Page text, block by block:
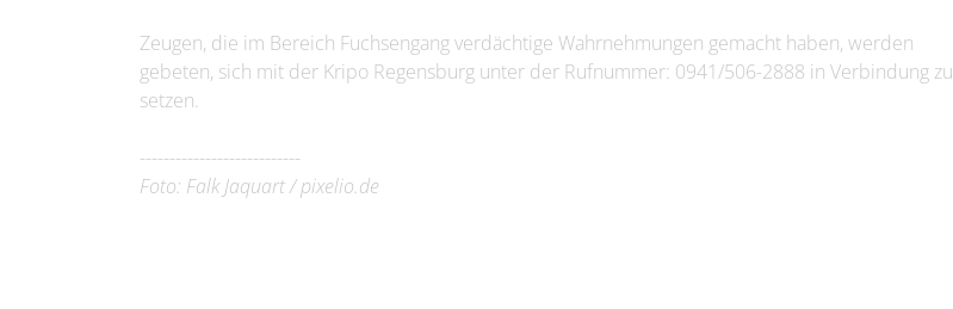
Zeugen, die im Bereich Fuchsengang verdächtige Wahrnehmungen gemacht haben, werden
gebeten, sich mit der Kripo Regensburg unter der Rufnummer: 0941/506-2888 in Verbindung zu
setzen.
---------------------------
Foto: Falk Jaquart / pixelio.de